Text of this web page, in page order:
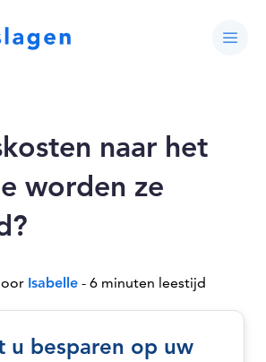
naar het
worden ze
Isabelle - 6 minuten leestijd
u besparen op uw